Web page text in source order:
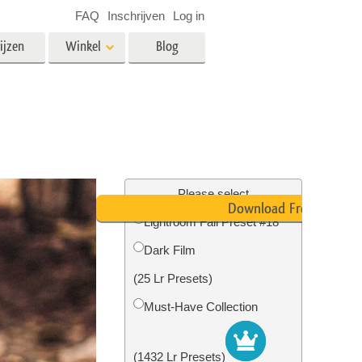
Foto Restauratie
Winkel Blog
FAQ Inschrijven Log in
Please select
Lightroom Fall Preset #18
Dark Film
(25 Lr Presets)
Must-Have Collection
(1432 Lr Presets)
Download Free